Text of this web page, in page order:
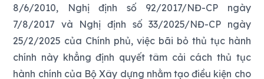
8/6/2010, Nghị định số 92/2017/NĐ-CP ngày
7/8/2017 và Nghị định số 33/2025/NĐ-CP ngày
25/2/2025 của Chính phủ, việc bãi bỏ thủ tục hành
chính này khẳng định quyết tâm cải cách thủ tục
hành chính của Bộ Xây dựng nhằm tạo điều kiện cho